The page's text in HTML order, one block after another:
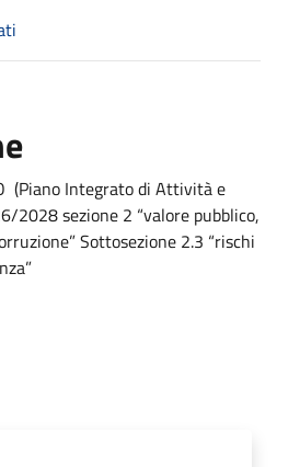
(Piano Integrato di Attività e
2028 sezione 2 “valore pubblico,
Sottosezione 2.3 “rischi